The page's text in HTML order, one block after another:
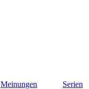
Meinungen Serien